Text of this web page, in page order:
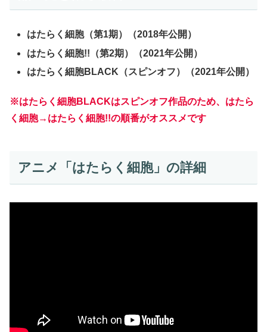
はたらく細胞（第1期）（2018年公開）
はたらく細胞!!（第2期）（2021年公開）
はたらく細胞BLACK（スピンオフ）（2021年公開）
※はたらく細胞BLACKはスピンオフ作品のため、はたら
く細胞→はたらく細胞!!の順番がオススメです
アニメ「はたらく細胞」の詳細